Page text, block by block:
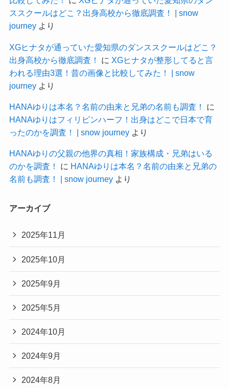
ススクールはどこ？出身高校から徹底調査！ | snow
journeyより
XGヒナタが通っていた愛知県のダンススクールはどこ？
出身高校から徹底調査！
に XGヒナタが整形してると言
われる理由3選！昔の画像と比較してみた！ | snow
journeyより
HANAゆりは本名？名前の由来と兄弟の名前も調査！
に
HANAゆりはフィリピンハーフ！出身はどこで日本で育
ったのかを調査！ | snow journeyより
HANAゆりの父親の他界の真相！家族構成・兄弟はいる
のかを調査！
に HANAゆりは本名？名前の由来と兄弟の
名前も調査！ | snow journeyより
アーカイブ
2025年11月
2025年10月
2025年9月
2025年5月
2024年10月
2024年9月
2024年8月